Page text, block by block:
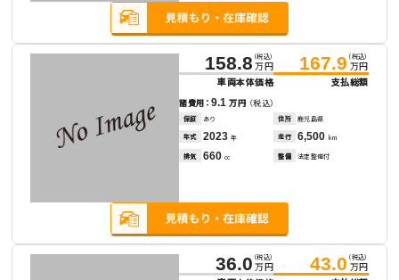
158.8 （税込）
万円
車両本体価格
167.9 （税込）
万円
支払総額
諸費用：9.1万円 （税込）
保証 あり 住所 鹿児島県
年式 2023 年 走行 6,500 km
排気 660 cc 整備 法定整備付
36.0 （税込）
万円
43.0 （税込）
万円